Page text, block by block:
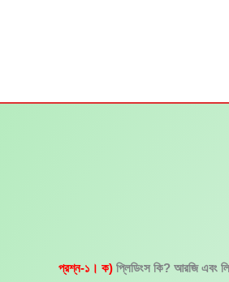
প্রশ্ন-১। ক) প্লিডিংস কি? আরজি এবং